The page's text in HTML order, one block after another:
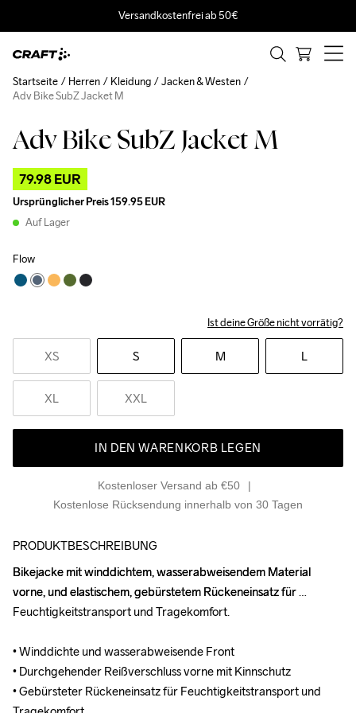
Versandkostenfrei ab 50€
Adv Bike SubZ Jacket M
79.98 EUR
Ursprünglicher Preis159.95 EUR
Auf Lager
Flow
Ist deine Größe nicht vorrätig?
XS S M L
XL XXL
IN DEN WARENKORB LEGEN
Kostenloser Versand ab €50
Kostenlose Rücksendung innerhalb von 30 Tagen
Startseite Herren Kleidung
Jacken & Westen
Adv Bike SubZ Jacket M
Outlet
PRODUKTBESCHREIBUNG
Bikejacke mit winddichtem, wasserabweisendem Material
vorne, und elastischem, gebürstetem Rückeneinsatz für
Feuchtigkeitstransport und Tragekomfort.
• Winddichte und wasserabweisende Front
• Durchgehender Reißverschluss vorne mit Kinnschutz
• Gebürsteter Rückeneinsatz für Feuchtigkeitstransport und
Bikejacke mit winddichtem, wasserabweisendem Material
vorne, und elastischem, gebürstetem Rückeneinsatz für
Feuchtigkeitstransport und Tragekomfort.
• Winddichte und wasserabweisende Front
• Durchgehender Reißverschluss vorne mit Kinnschutz
• Gebürsteter Rückeneinsatz für Feuchtigkeitstransport und